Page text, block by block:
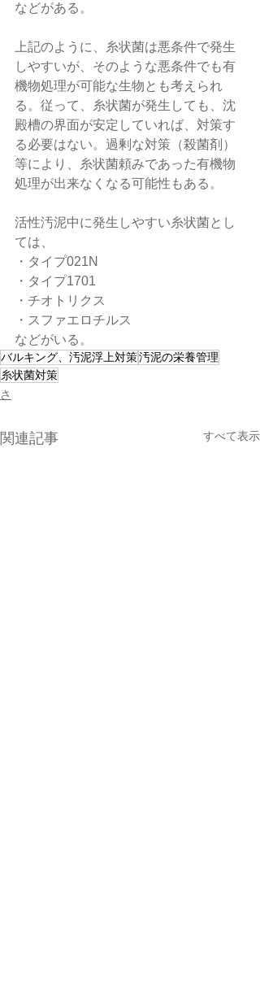
などがある。
上記のように、糸状菌は悪条件で発生
しやすいが、そのような悪条件でも有
機物処理が可能な生物とも考えられ
る。従って、糸状菌が発生しても、沈
殿槽の界面が安定していれば、対策す
る必要はない。過剰な対策（殺菌剤）
等により、糸状菌頼みであった有機物
処理が出来なくなる可能性もある。
活性汚泥中に発生しやすい糸状菌とし
ては、
・タイプ021N
・タイプ1701
・チオトリクス
・スファエロチルス
などがいる。
バルキング、汚泥浮上対策汚泥の栄養管理
糸状菌対策
さ
関連記事 すべて表示